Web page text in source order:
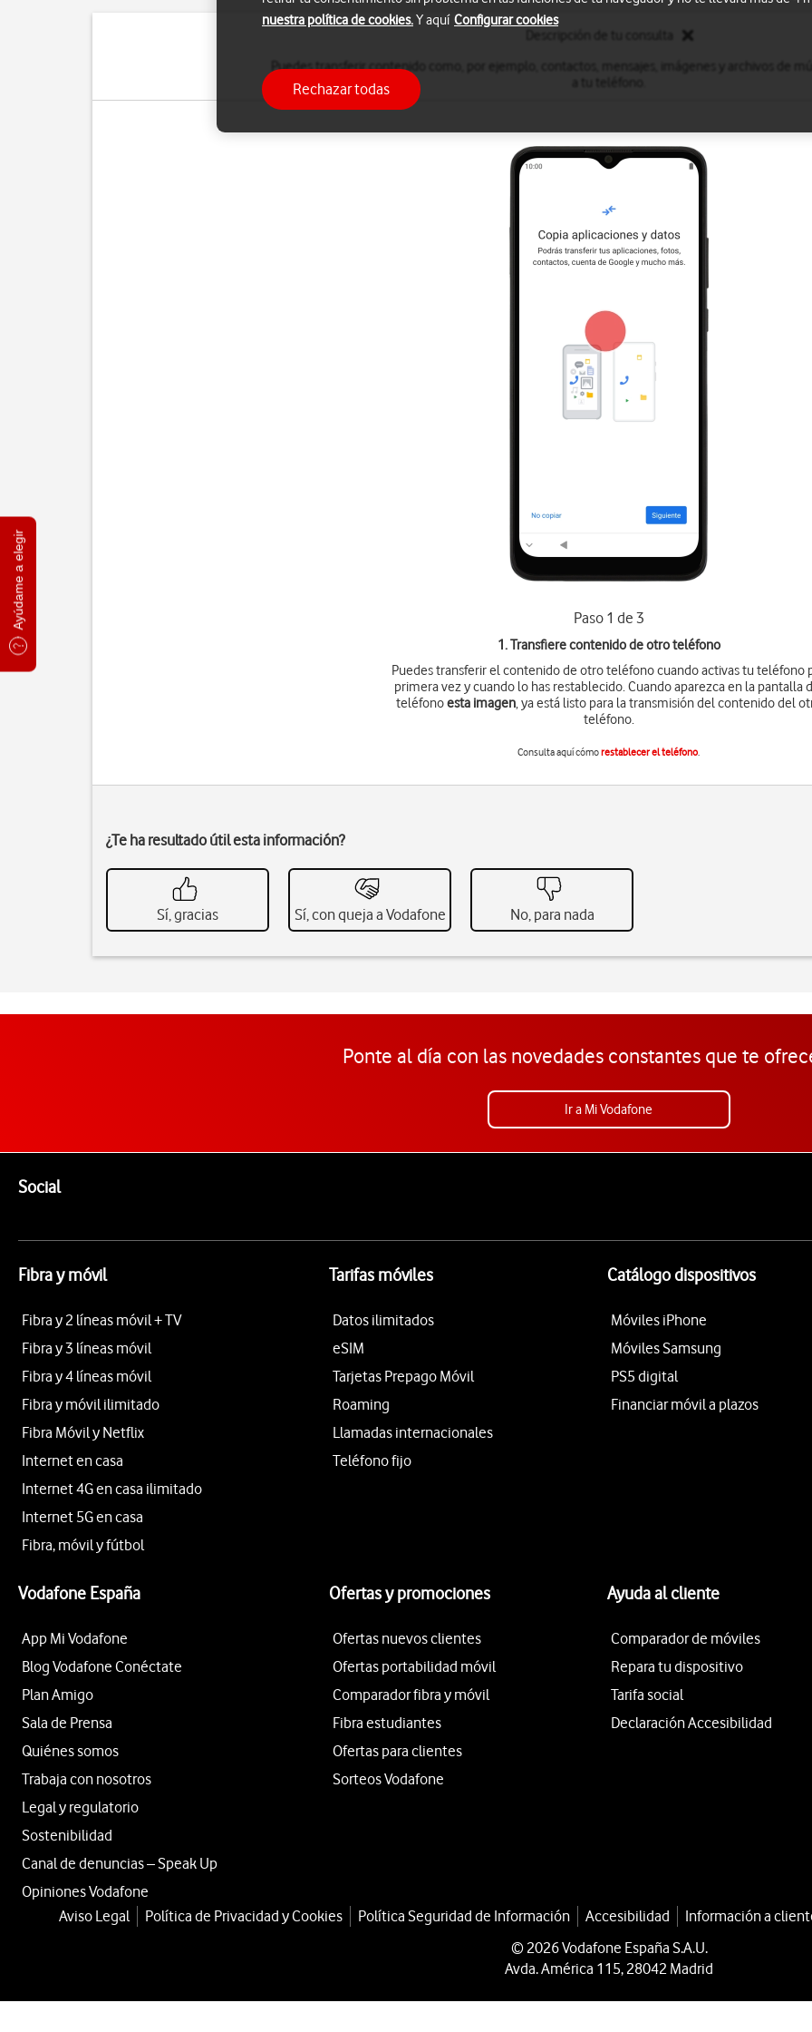
Ayúdame a elegir
Puedes transferir contenido como, por ejemplo, contactos, mensajes, imágenes y archivos de
Paso 1 de 3
1. Transfiere contenido de otro teléfono
Puedes transferir el contenido de otro teléfono cuando activas tu teléfono
primera vez y cuando lo has restablecido. Cuando aparezca en la pantalla
teléfonoesta imagen, ya está listo para la transmisión del contenido del
teléfono.
Consulta aquí cómorestablecer el teléfono.
¿Te ha resultado útil esta información?
Sí, gracias Sí, con queja a Vodafone No, para nada
Ponte al día con las novedades constantes que te
Ir a Mi Vodafone
SocialEnlaces a las redes sociales de Vodafone
Fibra y móvil
Fibra y 2 líneas móvil + TV
Fibra y 3 líneas móvil
Fibra y 4 líneas móvil
Fibra y móvil ilimitado
Fibra Móvil y Netflix
Internet en casa
Internet 4G en casa ilimitado
Internet 5G en casa
Fibra, móvil y fútbol
Tarifas móviles
Datos ilimitados
eSIM
Tarjetas Prepago Móvil
Roaming
Llamadas internacionales
Teléfono fijo
Catálogo dispositivos
Móviles iPhone
Móviles Samsung
PS5 digital
Financiar móvil a plazos
Vodafone España
App Mi Vodafone
Blog Vodafone Conéctate
Plan Amigo
Sala de Prensa
Quiénes somos
Trabaja con nosotros
Legal y regulatorio
Sostenibilidad
Canal de denuncias – Speak Up
Opiniones Vodafone
Ofertas y promociones
Ofertas nuevos clientes
Ofertas portabilidad móvil
Comparador fibra y móvil
Fibra estudiantes
Ofertas para clientes
Sorteos Vodafone
Ayuda al cliente
Comparador de móviles
Repara tu dispositivo
Tarifa social
Declaración Accesibilidad
Aviso Legal Política de Privacidad y Cookies Política Seguridad de Información Accesibilidad Información a
© 2026 Vodafone España S.A.U.
Avda. América 115, 28042 Madrid
nuestra política de cookies.Y aquí Configurar cookies
Rechazar todas